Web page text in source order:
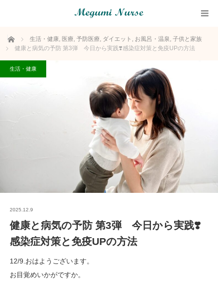
ホーム 生活・健康, 医療, 予防医療, ダイエット , お風呂・温泉, 子供と家族
健康と病気の予防 第3弾 今日から実践❣️感染症対策と免疫UPの方法
生活・健康
2025.12.9
健康と病気の予防 第3弾 今日から実践❣️
感染症対策と免疫UPの方法
12/9.おはようございます。
お目覚めいかがですか。